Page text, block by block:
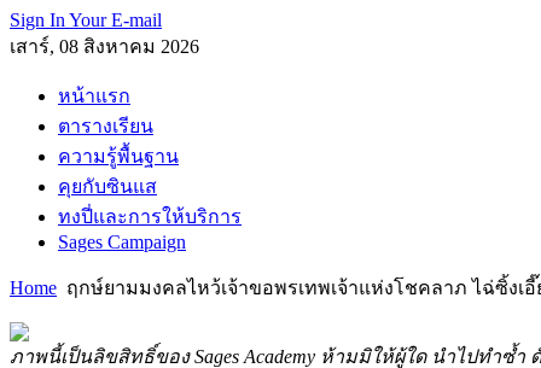
Sign In Your E-mail
เสาร์, 08 สิงหาคม 2026
หน้าแรก
ตารางเรียน
ความรู้พื้นฐาน
คุยกับซินแส
ทงปี่และการให้บริการ
Sages Campaign
Home ฤกษ์ยามมงคลไหว้เจ้าขอพรเทพเจ้าแห่งโชคลาภ ไฉ่ซิ้งเอี๊
ภาพนี้เป็นลิขสิทธิ์ของ Sages Academy ห้ามมิให้ผู้ใด นำไปทำซ้